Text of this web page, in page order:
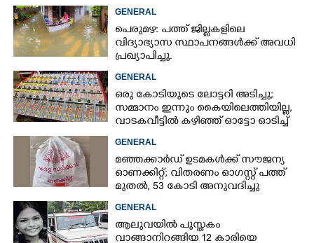
GENERAL
പെരുമഴ: പത്ത് ജില്ലകളിലെ
വിദ്യാഭ്യാസ സ്ഥാപനങ്ങൾക്ക് അവധി
പ്രഖ്യാപിച്ചു.
GENERAL
ഒരു കോടിയുടെ ലോട്ടറി അടിച്ചു;
സമ്മാനം ഇന്നും കൈയിലെത്തിയില്ല,
വാടകവീട്ടിൽ കഴിഞ്ഞ് ഓട്ടോ ഓടിച്ച്
73കാരൻ
GENERAL
മഞ്ഞക്കാർഡ് ഉടമകൾക്ക് സൗജന്യ
ഓണക്കിറ്റ്; വിതരണം ഓഗസ്റ്റ് പത്ത്
മുതൽ, 53 കോടി അനുവദിച്ചു
GENERAL
ആലുവയിൽ പുസ്തകം
വാങ്ങാനിറങ്ങിയ 12 കാരിയെ